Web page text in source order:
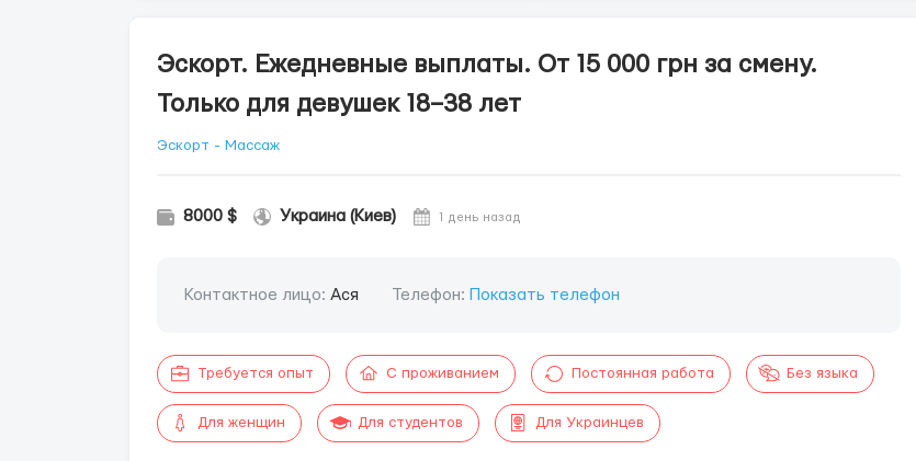
Эскорт. Ежедневные выплаты. От 15 000 грн за смену.
Только для девушек 18–38 лет
Эскорт - Массаж
8000 $ Украина (Киев) 1 день назад
Контактное лицо: Ася Телефон: Показать телефон
Требуется опыт С проживанием Постоянная работа Без языка
Для женщин Для студентов Для Украинцев